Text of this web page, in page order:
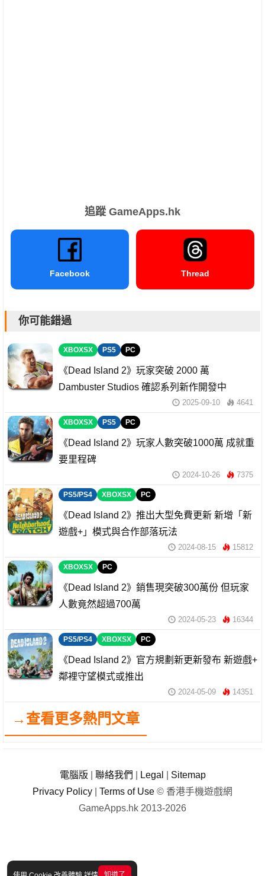
追蹤 GameApps.hk
Facebook Thread
你可能錯過
XBOXSX PS5 PC
《Dead Island 2》玩家突破 2000 萬
Dambuster Studios 確認系列新作開發中
2025-09-10 4641
XBOXSX PS5 PC
《Dead Island 2》玩家人數突破1000萬 成就重
要里程碑
2024-10-26 7375
PS5/PS4 XBOXSX PC
《Dead Island 2》推出大型免費更新 新增「新
遊戲+」模式與合作部落玩法
2024-08-15 15812
XBOXSX PC
《Dead Island 2》銷售現突破300萬份 但玩家
人數竟然超過700萬
2024-05-23 16344
PS5/PS4 XBOXSX PC
《Dead Island 2》官方規劃新更新發布 新遊戲+
鄰裡守望模式或推出
2024-05-09 14351
→查看更多熱門文章
電腦版 聯絡我們 Legal
Sitemap
Privacy Policy
Terms of Use © 香港手機遊戲網
GameApps.hk 2013-2026